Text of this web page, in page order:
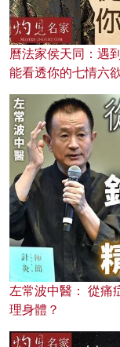
曆法家侯天同：遇
能看透你的七情六
左常波中醫： 從痛
理身體？